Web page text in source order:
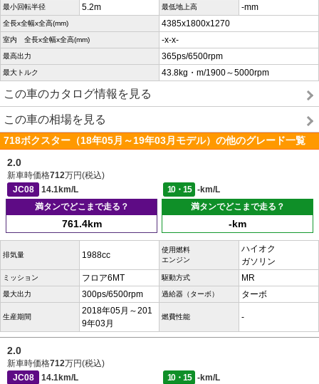
最小回転半径 5.2m 最低地上高 -mm
全長x全幅x全高(mm) 4385x1800x1270
室内 全長x全幅x全高(mm) -x-x-
最高出力 365ps/6500rpm
最大トルク 43.8kg・m/1900～5000rpm
この車のカタログ情報を見る
この車の相場を見る
718ボクスター（18年05月～19年03月モデル）の他のグレード一覧
2.0
新車時価格712万円(税込)
JC08
14.1km/L 10・15
-km/L
満タンでどこまで走る？
761.4km
満タンでどこまで走る？
-km
排気量 1988cc
使用燃料
エンジン
ハイオク
ガソリン
ミッション フロア6MT 駆動方式 MR
最大出力 300ps/6500rpm 過給器（ターボ） ターボ
生産期間
2018年05月～201
9年03月
燃費性能 -
2.0
新車時価格712万円(税込)
JC08
14.1km/L 10・15
-km/L